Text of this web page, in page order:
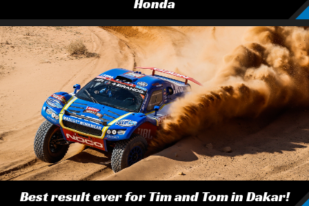
Best result ever for Tim and Tom in Dakar!